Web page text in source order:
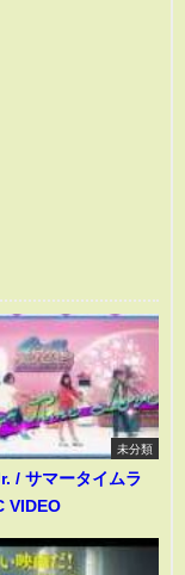
未分類
/ サマータイムラ
VIDEO